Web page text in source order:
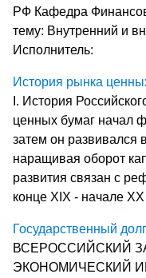
РФ Кафедра
тему: Внутренний и
Исполнитель:
История рынка
I. История
ценных бумаг начал
затем он развивался
наращивая оборот
развития связан с
конце ХIХ - начале ХХ
Государственный
ВСЕРОССИЙСКИЙ
ЭКОНОМИЧЕСКИЙ